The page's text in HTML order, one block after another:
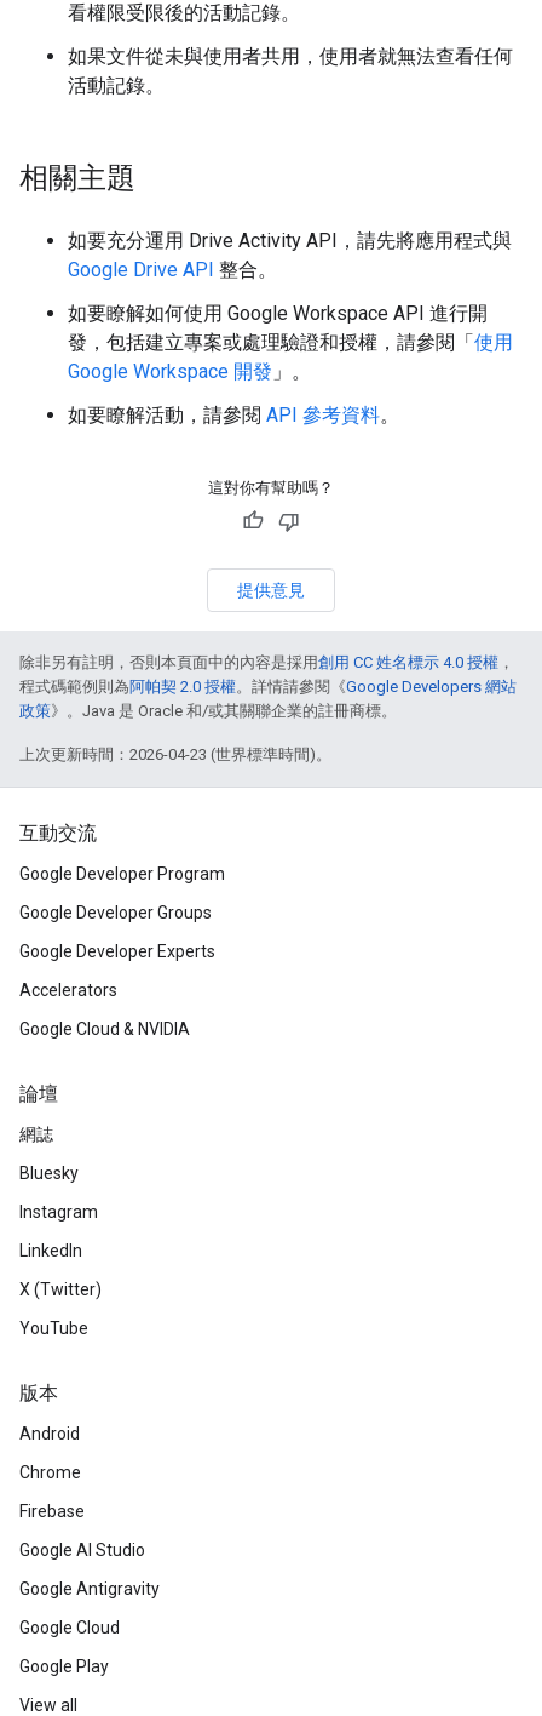
看權限受限後的活動記錄。
如果文件從未與使用者共用，使用者就無法查看任何
活動記錄。
相關主題
如要充分運用 Drive Activity API，請先將應用程式與
Google Drive API 整合。
如要瞭解如何使用 Google Workspace API 進行開
發，包括建立專案或處理驗證和授權，請參閱「使用
Google Workspace 開發 」。
如要瞭解活動，請參閱 API 參考資料。
這對你有幫助嗎？
提供意見
除非另有註明，否則本頁面中的內容是採用創用 CC 姓名標示 4.0 授權 ，
程式碼範例則為阿帕契 2.0 授權。詳情請參閱《Google Developers 網站
政策》。Java 是 Oracle 和/或其關聯企業的註冊商標。
上次更新時間：2026-04-23 (世界標準時間)。
互動交流
Google Developer Program
Google Developer Groups
Google Developer Experts
Accelerators
Google Cloud & NVIDIA
論壇
網誌
Bluesky
Instagram
LinkedIn
X (Twitter)
YouTube
版本
Android
Chrome
Firebase
Google AI Studio
Google Antigravity
Google Cloud
Google Play
View all